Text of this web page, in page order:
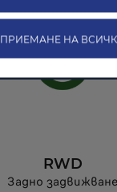
RWD
Задно задвижване
ПРИЕМАНЕ НА